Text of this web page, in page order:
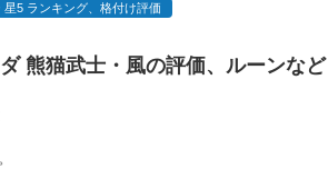
5 ランキング、格付け評価
熊猫武士・風の評価、ルーンなど